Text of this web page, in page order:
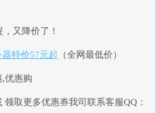
又降价了！
器特价57元起 （全网最低价）
,优惠购
取更多优惠券我司联系客服QQ：